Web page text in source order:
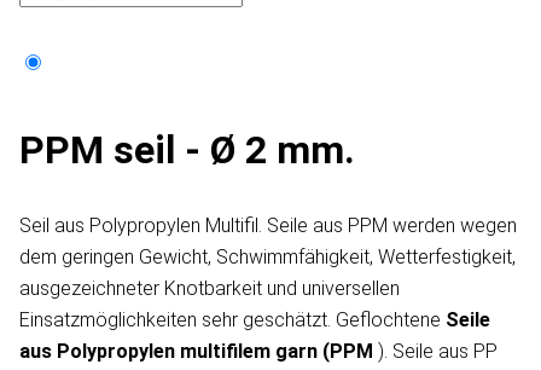
PPM seil - Ø 2 mm.
Seil aus Polypropylen Multifil. Seile aus PPM werden wegen
dem geringen Gewicht, Schwimmfähigkeit, Wetterfestigkeit,
ausgezeichneter Knotbarkeit und universellen
Einsatzmöglichkeiten sehr geschätzt. Geflochtene Seile
aus Polypropylen multifilem garn (PPM ). Seile aus PP